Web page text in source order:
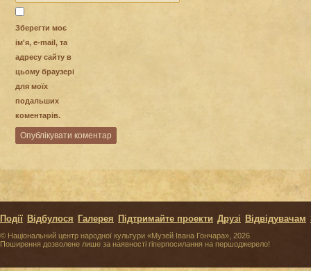
Зберегти моє
ім'я, e-mail, та
адресу сайту в
цьому браузері
для моїх
подальших
коментарів.
© Національний центр народної культури «Музей Івана Гончара», 2026
Поширення дозволене лише за наявності гіперпосилання на першоджерело!
Події Відбулося Галерея Підтримайте проекти Друзі Відвідувачам